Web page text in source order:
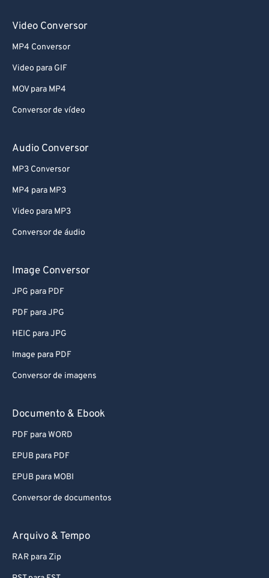
Video Conversor
MP4 Conversor
Video para GIF
MOV para MP4
Conversor de vídeo
Audio Conversor
MP3 Conversor
MP4 para MP3
Video para MP3
Conversor de áudio
Image Conversor
JPG para PDF
PDF para JPG
HEIC para JPG
Image para PDF
Conversor de imagens
Documento & Ebook
PDF para WORD
EPUB para PDF
EPUB para MOBI
Conversor de documentos
Arquivo & Tempo
RAR para Zip